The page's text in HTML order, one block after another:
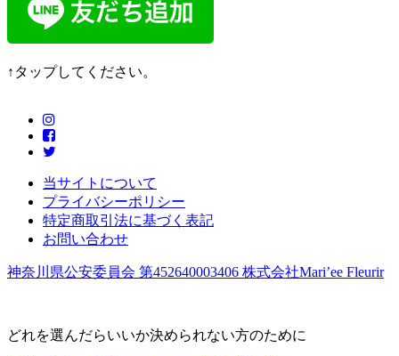
↑タップしてください。
当サイトについて
プライバシーポリシー
特定商取引法に基づく表記
お問い合わせ
神奈川県公安委員会 第452640003406 株式会社Mari’ee Fleurir
どれを選んだらいいか決められない方のために